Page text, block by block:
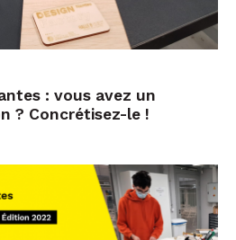
: vous avez un
? Concrétisez-le !